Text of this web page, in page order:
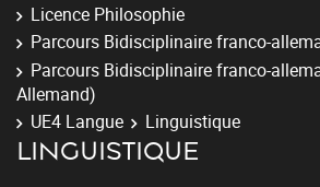
Licence Philosophie
Parcours Bidisciplinaire franco-
Parcours Bidisciplinaire franco-
Allemand)
UE4 Langue
Linguistique
LINGUISTIQUE